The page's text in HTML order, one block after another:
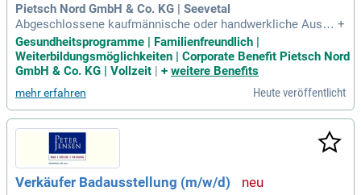
Pietsch Nord GmbH & Co. KG | Seevetal
Abgeschlossene kaufmännische oder handwerkliche Ausbil
dung (z.B. als Kaufmann im Groß- und Außenhandelsmanag
ement (m/w/d) oder Ausbildung zum Anlagenmechaniker
(m/w/d)); Fundierte Kenntnisse im Bereich der Sanitär-, Heiz
+
Gesundheitsprogramme | Familienfreundlich |
Weiterbildungsmöglichkeiten | Corporate Benefit Pietsch Nord
GmbH & Co. KG | Vollzeit | + weitere Benefits
mehr erfahren Heute veröffentlicht
Verkäufer Badausstellung (m/w/d)